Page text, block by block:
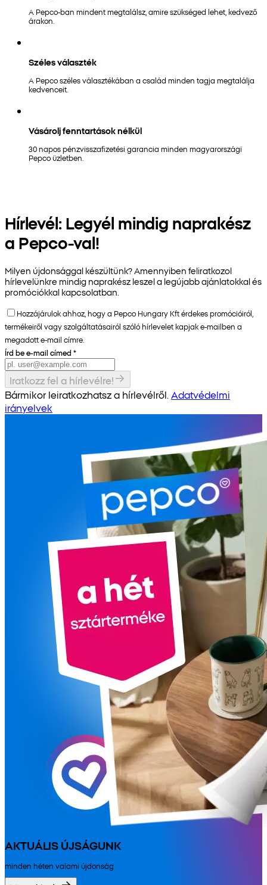
A Pepco-ban mindent megtalálsz, amire szükséged lehet, kedvező
árakon.
Széles választék
A Pepco széles választékában a család minden tagja megtalálja
kedvenceit.
Vásárolj fenntartások nélkül
30 napos pénzvisszafizetési garancia minden magyarországi
Pepco üzletben.
Hírlevél: Legyél mindig naprakész
a Pepco-val!
Milyen újdonsággal készültünk? Amennyiben feliratkozol
hírlevelünkre mindig naprakész leszel a legújabb ajánlatokkal és
promóciókkal kapcsolatban.
Hozzájárulok ahhoz, hogy a Pepco Hungary Kft érdekes promócióiról,
termékeiről vagy szolgáltatásairól szóló hírlevelet kapjak e-mailben a
megadott e-mail címre.
Írd be e-mail címed *
Iratkozz fel a hírlevélre!
Bármikor leiratkozhatsz a hírlevélről. Adatvédelmi
irányelvek
AKTUÁLIS ÚJSÁGUNK
minden héten valami újdonság